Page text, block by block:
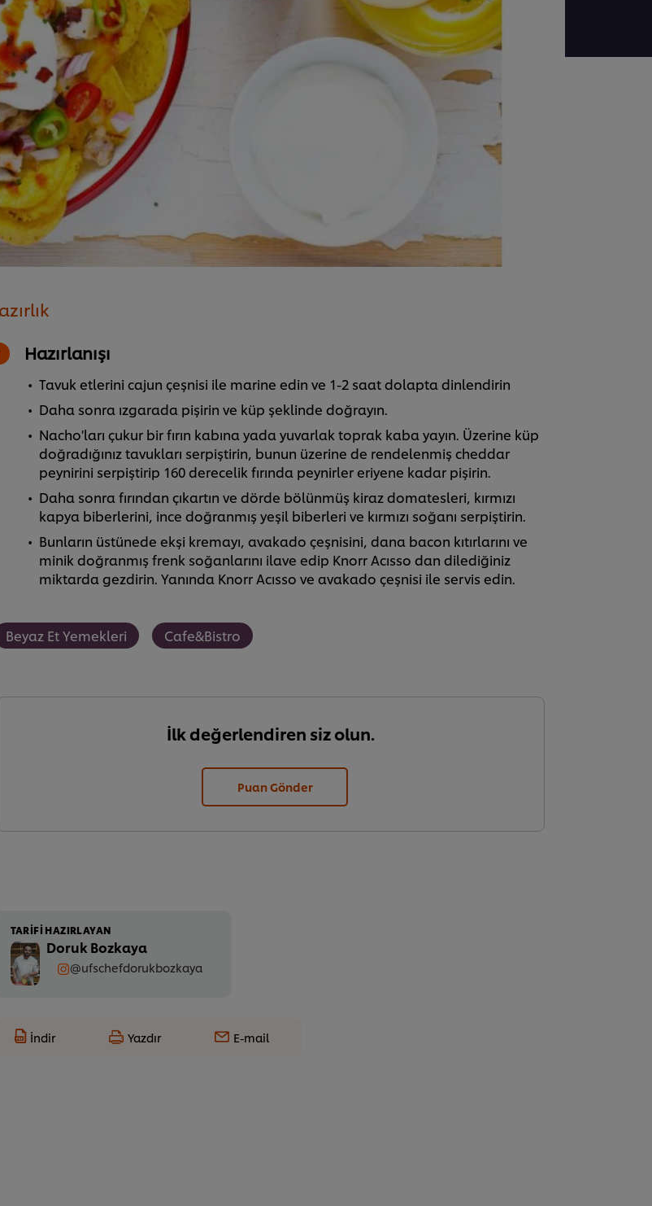
Hazırlanışı
Tavuk etlerini cajun çeşnisi ile marine edin ve 1-2 saat dolapta dinlendirin
Daha sonra ızgarada pişirin ve küp şeklinde doğrayın.
Nacho'ları çukur bir fırın kabına yada yuvarlak toprak kaba yayın. Üzerine küp
doğradığınız tavukları serpiştirin, bunun üzerine de rendelenmiş cheddar
peynirini serpiştirip 160 derecelik fırında peynirler eriyene kadar pişirin.
Daha sonra fırından çıkartın ve dörde bölünmüş kiraz domatesleri, kırmızı
kapya biberlerini, ince doğranmış yeşil biberleri ve kırmızı soğanı serpiştirin.
Bunların üstünede ekşi kremayı, avakado çeşnisini, dana bacon kıtırlarını ve
minik doğranmış frenk soğanlarını ilave edip Knorr Acısso dan dilediğiniz
miktarda gezdirin. Yanında Knorr Acısso ve avakado çeşnisi ile servis edin.
Beyaz Et Yemekleri Cafe&Bistro
İlk değerlendiren siz olun.
Puan Gönder
TARIFI HAZIRLAYAN
Doruk Bozkaya
@ufschefdorukbozkaya
İndir Yazdır E-mail